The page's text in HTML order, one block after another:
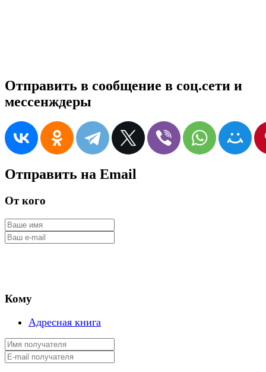
Отправить в сообщение в соц.сети и
мессенждеры
Отправить на Email
От кого
Кому
Адресная книга